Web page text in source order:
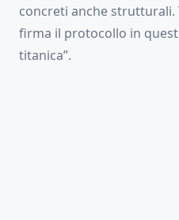
concreti anche strutturali.
firma il protocollo in
titanica”.